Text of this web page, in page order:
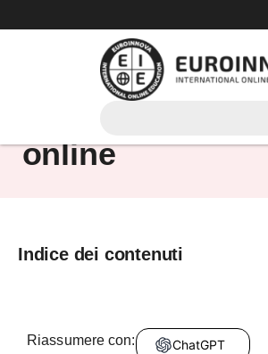
al
laurea in un anno
online
Indice dei contenuti
Riassumere con: ChatGPT